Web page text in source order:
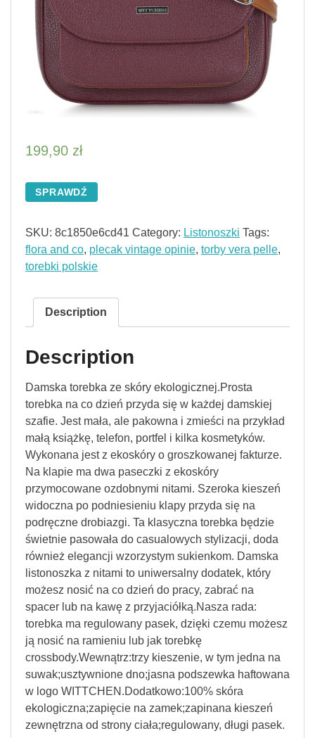
199,90 zł
SPRAWDŹ
SKU: 8c1850e6cd41 Category: Listonoszki Tags:
flora and co, plecak vintage opinie, torby vera pelle,
torebki polskie
Description
Description
Damska torebka ze skóry ekologicznej.Prosta
torebka na co dzień przyda się w każdej damskiej
szafie. Jest mała, ale pakowna i zmieści na przykład
małą książkę, telefon, portfel i kilka kosmetyków.
Wykonana jest z ekoskóry o groszkowanej fakturze.
Na klapie ma dwa paseczki z ekoskóry
przymocowane ozdobnymi nitami. Szeroka kieszeń
widoczna po podniesieniu klapy przyda się na
podręczne drobiazgi. Ta klasyczna torebka będzie
świetnie pasowała do casualowych stylizacji, doda
również elegancji wzorzystym sukienkom. Damska
listonoszka z nitami to uniwersalny dodatek, który
możesz nosić na co dzień do pracy, zabrać na
spacer lub na kawę z przyjaciółką.Nasza rada:
torebka ma regulowany pasek, dzięki czemu możesz
ją nosić na ramieniu lub jak torebkę
crossbody.Wewnątrz:trzy kieszenie, w tym jedna na
suwak;usztywnione dno;jasna podszewka haftowana
w logo WITTCHEN.Dodatkowo:100% skóra
ekologiczna;zapięcie na zamek;zapinana kieszeń
zewnętrzna od strony ciała;regulowany, długi pasek.